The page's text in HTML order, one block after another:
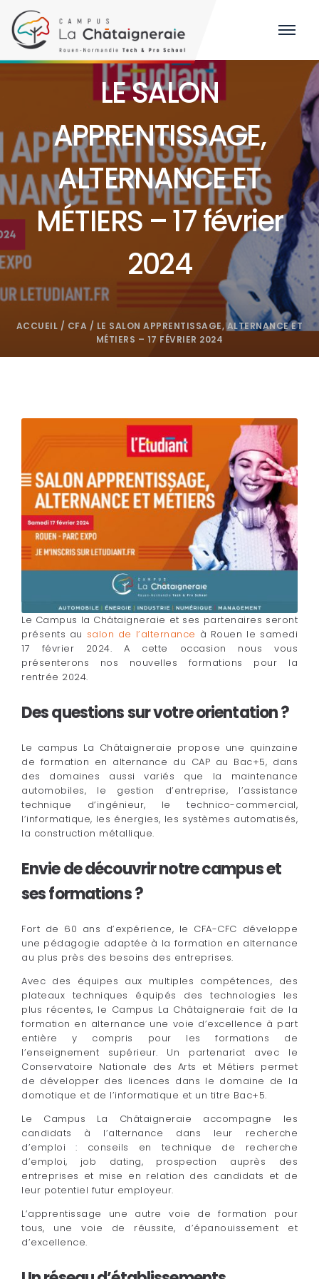
ACCUEIL / CFA / LE SALON APPRENTISSAGE, ALTERNANCE ET
MÉTIERS – 17 FÉVRIER 2024
LE SALON
APPRENTISSAGE,
ALTERNANCE ET
MÉTIERS – 17 février
2024
Le Campus la Châtaigneraie et ses partenaires seront
présents au salon de l’alternance à Rouen le samedi
17 février 2024. A cette occasion nous vous
présenterons nos nouvelles formations pour la
rentrée 2024.
Des questions sur votre orientation ?
Le campus La Châtaigneraie propose une quinzaine
de formation en alternance du CAP au Bac+5, dans
des domaines aussi variés que la maintenance
automobiles, le gestion d’entreprise, l’assistance
technique d’ingénieur, le technico-commercial,
l’informatique, les énergies, les systèmes automatisés,
la construction métallique.
Envie de découvrir notre campus et
ses formations ?
Fort de 60 ans d’expérience, le CFA-CFC développe
une pédagogie adaptée à la formation en alternance
au plus près des besoins des entreprises.
Avec des équipes aux multiples compétences, des
plateaux techniques équipés des technologies les
plus récentes, le Campus La Châtaigneraie fait de la
formation en alternance une voie d’excellence à part
entière y compris pour les formations de
l’enseignement supérieur. Un partenariat avec le
Conservatoire Nationale des Arts et Métiers permet
de développer des licences dans le domaine de la
domotique et de l’informatique et un titre Bac+5.
Le Campus La Châtaigneraie accompagne les
candidats à l’alternance dans leur recherche
d’emploi : conseils en technique de recherche
d’emploi, job dating, prospection auprès des
entreprises et mise en relation des candidats et de
leur potentiel futur employeur.
L’apprentissage une autre voie de formation pour
tous, une voie de réussite, d’épanouissement et
d’excellence.